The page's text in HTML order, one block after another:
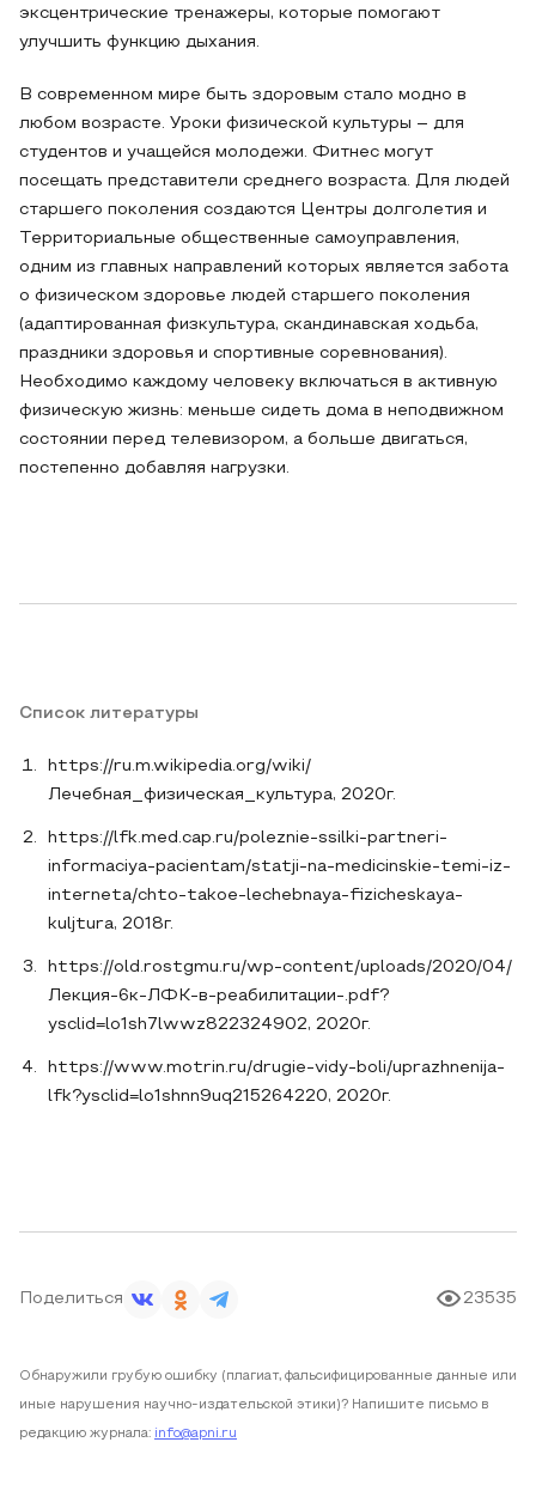
эксцентрические тренажеры, которые помогают
улучшить функцию дыхания.
В современном мире быть здоровым стало модно в
любом возрасте. Уроки физической культуры – для
студентов и учащейся молодежи. Фитнес могут
посещать представители среднего возраста. Для людей
старшего поколения создаются Центры долголетия и
Территориальные общественные самоуправления,
одним из главных направлений которых является забота
о физическом здоровье людей старшего поколения
(адаптированная физкультура, скандинавская ходьба,
праздники здоровья и спортивные соревнования).
Необходимо каждому человеку включаться в активную
физическую жизнь: меньше сидеть дома в неподвижном
состоянии перед телевизором, а больше двигаться,
постепенно добавляя нагрузки.
Список литературы
https://ru.m.wikipedia.org/wiki/
Лечебная_физическая_культура, 2020г.
https://lfk.med.cap.ru/poleznie-ssilki-partneri-
informaciya-pacientam/statji-na-medicinskie-temi-iz-
interneta/chto-takoe-lechebnaya-fizicheskaya-
kuljtura, 2018г.
https://old.rostgmu.ru/wp-content/uploads/2020/04/
Лекция-6к-ЛФК-в-реабилитации-.pdf?
ysclid=lo1sh7lwwz822324902, 2020г.
https://www.motrin.ru/drugie-vidy-boli/uprazhnenija-
lfk?ysclid=lo1shnn9uq215264220, 2020г.
Поделиться 23535
Обнаружили грубую ошибку (плагиат, фальсифицированные данные или
иные нарушения научно-издательской этики)? Напишите письмо в
редакцию журнала: info@apni.ru